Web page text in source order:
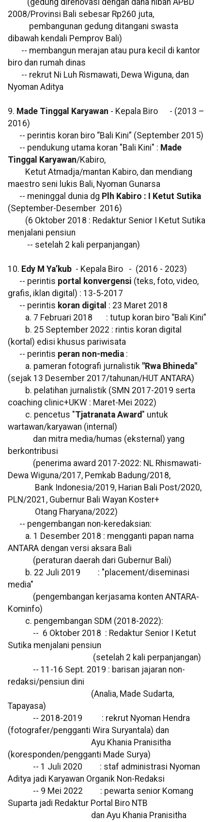
(gedung direnovasi dengan dana hibah APBD
2008/Provinsi Bali sebesar Rp260 juta,
pembangunan gedung ditangani swasta
dibawah kendali Pemprov Bali)
-- membangun merajan atau pura kecil di kantor
biro dan rumah dinas
-- rekrut Ni Luh Rismawati, Dewa Wiguna, dan
Nyoman Aditya
9. Made Tinggal Karyawan - Kepala Biro - (2013 –
2016)
-- perintis koran biro “Bali Kini” (September 2015)
-- pendukung utama koran "Bali Kini" : Made
Tinggal Karyawan/Kabiro,
Ketut Atmadja/mantan Kabiro, dan mendiang
maestro seni lukis Bali, Nyoman Gunarsa
-- meninggal dunia dg Plh Kabiro : I Ketut Sutika
(September-Desember 2016)
(6 Oktober 2018 : Redaktur Senior I Ketut Sutika
menjalani pensiun
-- setelah 2 kali perpanjangan)
10. Edy M Ya’kub - Kepala Biro - (2016 - 2023)
-- perintis portal konvergensi (teks, foto, video,
grafis, iklan digital) : 13-5-2017
-- perintis koran digital : 23 Maret 2018
a. 7 Februari 2018 : tutup koran biro “Bali Kini”
b. 25 September 2022 : rintis koran digital
(kortal) edisi khusus pariwisata
-- perintis peran non-media :
a. pameran fotografi jurnalistik "Rwa Bhineda"
(sejak 13 Desember 2017/tahunan/HUT ANTARA)
b. pelatihan jurnalistik (SMN 2017-2019 serta
coaching clinic+UKW : Maret-Mei 2022)
c. pencetus "Tjatranata Award" untuk
wartawan/karyawan (internal)
dan mitra media/humas (eksternal) yang
berkontribusi
(penerima award 2017-2022: NL Rhismawati-
Dewa Wiguna/2017, Pemkab Badung/2018,
Bank Indonesia/2019, Harian Bali Post/2020,
PLN/2021, Gubernur Bali Wayan Koster+
Otang Fharyana/2022)
-- pengembangan non-keredaksian:
a. 1 Desember 2018 : mengganti papan nama
ANTARA dengan versi aksara Bali
(peraturan daerah dari Gubernur Bali)
b. 22 Juli 2019 : "placement/diseminasi
media"
(pengembangan kerjasama konten ANTARA-
Kominfo)
c. pengembangan SDM (2018-2022):
-- 6 Oktober 2018 : Redaktur Senior I Ketut
Sutika menjalani pensiun
(setelah 2 kali perpanjangan)
-- 11-16 Sept. 2019 : barisan jajaran non-
redaksi/pensiun dini
(Analia, Made Sudarta,
Tapayasa)
-- 2018-2019 : rekrut Nyoman Hendra
(fotografer/pengganti Wira Suryantala) dan
Ayu Khania Pranisitha
(koresponden/pengganti Made Surya)
-- 1 Juli 2020 : staf administrasi Nyoman
Aditya jadi Karyawan Organik Non-Redaksi
-- 9 Mei 2022 : pewarta senior Komang
Suparta jadi Redaktur Portal Biro NTB
dan Ayu Khania Pranisitha